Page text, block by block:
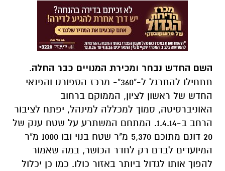
השם החדש נבחר ומכירת המנויים כבר החלה.
תתחילו להתרגל ל-"360"- מרכז הספורט והפנאי
החדש של ראשון לציון, הממוקם ברחוב
האוניברסיטה, סמוך למכללה למינהל, יפתח לציבור
הרחב ב-1.4.14. המתחם המשתרע על שטח ענק של
20 דונם מתוכם 5,370 מ"ר שטח בנוי ובו 1000 מ"ר
המיועדים לבדם רק לחדר הכושר, במה שאמור
להפוך אותו לגדול ביותר באזור כולו. כמו כן יכלול